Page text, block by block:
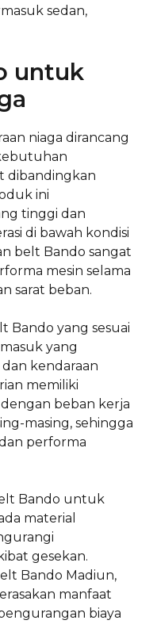
sedan,
untuk
niaga dirancang
dibandingkan
ini
tinggi dan
di bawah kondisi
belt Bando sangat
mesin selama
sarat beban.
Bando yang sesuai
yang
kendaraan
memiliki
dengan beban kerja
masing, sehingga
performa
Bando untuk
material
gesekan.
Bando Madiun,
manfaat
biaya